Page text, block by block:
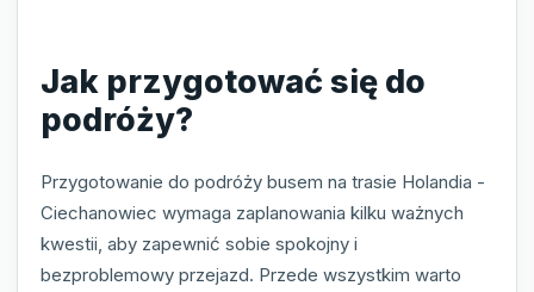
Jak przygotować się do
podróży?
Przygotowanie do podróży busem na trasie Holandia -
Ciechanowiec wymaga zaplanowania kilku ważnych
kwestii, aby zapewnić sobie spokojny i
bezproblemowy przejazd. Przede wszystkim warto